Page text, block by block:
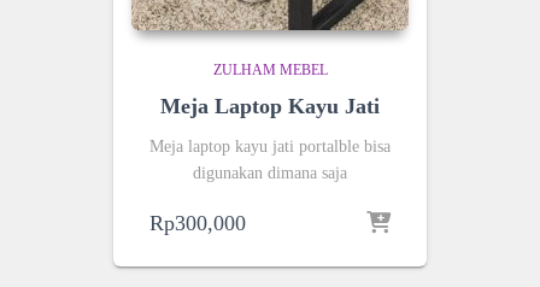
ZULHAM MEBEL
Meja Laptop Kayu Jati
Meja laptop kayu jati portalble bisa
digunakan dimana saja
Rp300,000